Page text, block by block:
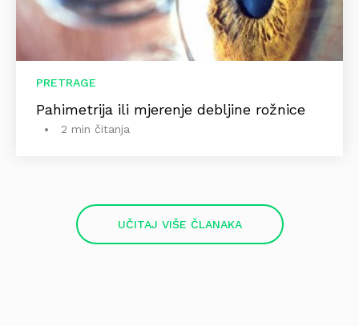
PRETRAGE
Pahimetrija ili mjerenje debljine rožnice
2 min čitanja
UČITAJ VIŠE ČLANAKA